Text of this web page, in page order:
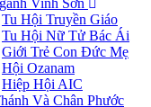
Vinh Sơn
Tu Hội Truyền Giáo
Tu Hội Nữ Tử Bác Ái
Giới Trẻ Con Đức Mẹ
Hội Ozanam
Hiệp Hội AIC
Và Chân Phước